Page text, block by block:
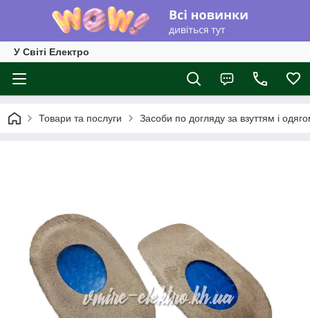
У Світі Електро
Товари та послуги Засоби по догляду за взуттям і